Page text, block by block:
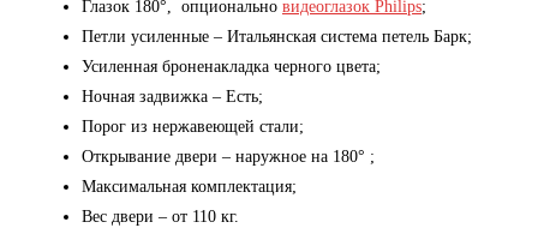
Глазок 180°, опционально видеоглазок Philips;
Петли усиленные – Итальянская система петель Барк;
Усиленная броненакладка черного цвета;
Ночная задвижка – Есть;
Порог из нержавеющей стали;
Открывание двери – наружное на 180° ;
Максимальная комплектация;
Вес двери – от 110 кг.